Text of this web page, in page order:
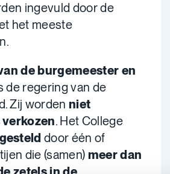
ingevuld door de
het meeste
de burgemeester en
de regering van de
Zij wordenniet
. Het College
door één of
die (samen) meer dan